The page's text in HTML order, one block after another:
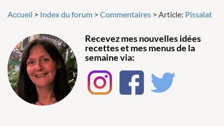
Accueil > Index du forum > Commentaires > Article: Pissalat
Recevez mes nouvelles idées
recettes et mes menus de la
semaine via: